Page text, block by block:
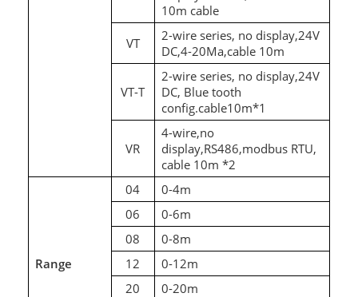
10m cable
VT
2-wire series, no display,24V
DC,4-20Ma,cable 10m
VT-T
2-wire series, no display,24V
DC, Blue tooth
config.cable10m*1
VR
4-wire,no
display,RS486,modbus RTU,
cable 10m *2
Range
04
0-4m
06
0-6m
08
0-8m
12
0-12m
20
0-20m